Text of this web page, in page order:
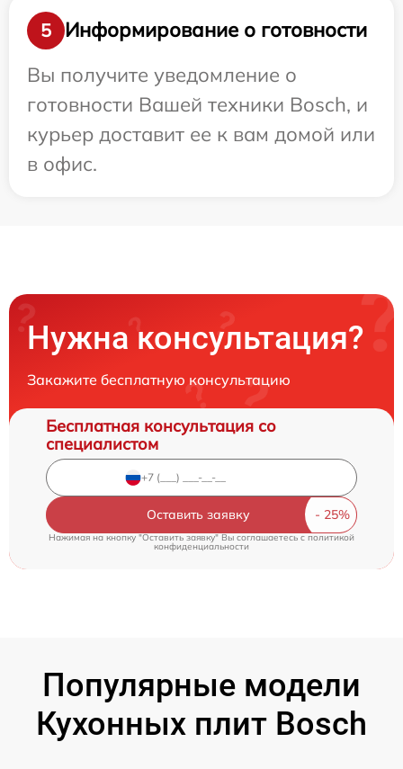
5
Информирование о готовности
Вы получите уведомление о
готовности Вашей техники Bosch, и
курьер доставит ее к вам домой или
в офис.
Нужна консультация?
Закажите бесплатную консультацию
Бесплатная консультация со
специалистом
Оставить заявку
Нажимая на кнопку "Оставить заявку" Вы соглашаетесь cполитикой
конфиденциальности
Популярные модели
Кухонных плит Bosch